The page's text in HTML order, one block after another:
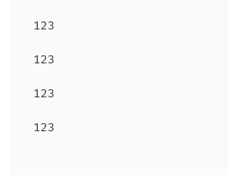
123
123
123
123